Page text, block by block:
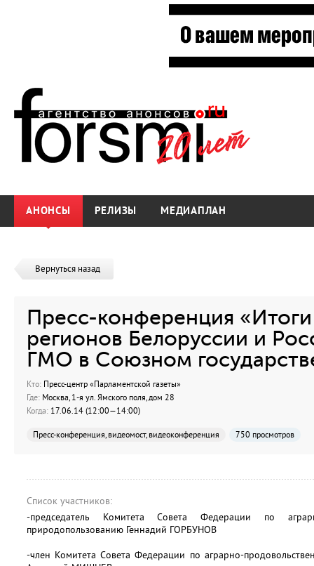
АНОНСЫ РЕЛИЗЫ МЕДИАПЛАН
Вернуться назад
Пресс-конференция
регионов Белоруссии и
ГМО в Союзном
Кто: Пресс-центр «Парламентской газеты»
Где: Москва, 1-я ул. Ямского поля, дом 28
Когда: 17.06.14 (12:00—14:00)
Пресс-конференция, видеомост, видеоконференция 750 просмотров
Список участников:
-председатель Комитета Совета Федерации по
природопользованию Геннадий ГОРБУНОВ
-член Комитета Совета Федерации по аграрно-